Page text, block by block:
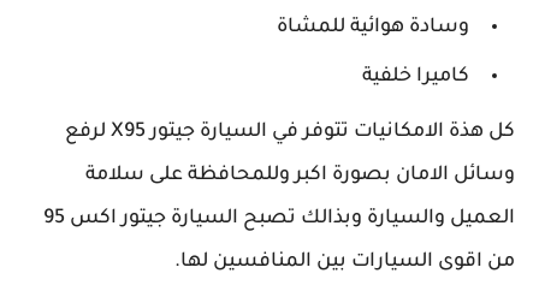
وسادة هوائية للمشاة
كاميرا خلفية
كل هذة الامكانيات تتوفر في السيارة جيتور X95 لرفع
وسائل الامان بصورة اكبر وللمحافظة على سلامة
العميل والسيارة وبذالك تصبح السيارة جيتور اكس 95
من اقوى السيارات بين المنافسين لها.